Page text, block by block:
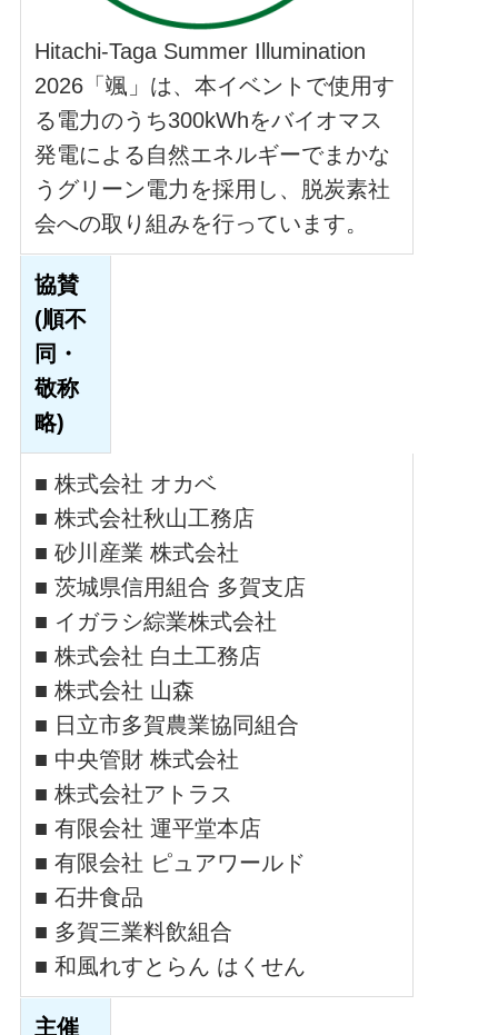
Hitachi-Taga Summer Illumination
2026「颯」は、本イベントで使用す
る電力のうち300kWhをバイオマス
発電による自然エネルギーでまかな
うグリーン電力を採用し、脱炭素社
会への取り組みを行っています。
協賛
(順不
同・
敬称
略)
■ 株式会社 オカベ
■ 株式会社秋山工務店
■ 砂川産業 株式会社
■ 茨城県信用組合 多賀支店
■ イガラシ綜業株式会社
■ 株式会社 白土工務店
■ 株式会社 山森
■ 日立市多賀農業協同組合
■ 中央管財 株式会社
■ 株式会社アトラス
■ 有限会社 運平堂本店
■ 有限会社 ピュアワールド
■ 石井食品
■ 多賀三業料飲組合
■ 和風れすとらん はくせん
主催